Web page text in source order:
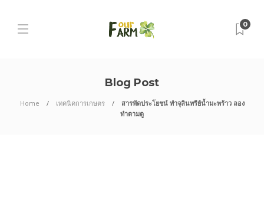
0
Blog Post
Home เทคนิคการเกษตร
สารพัดประโยชน์ ทำจุลินทรีย์น้ำมะพร้าว ลอง
ทำตามดู